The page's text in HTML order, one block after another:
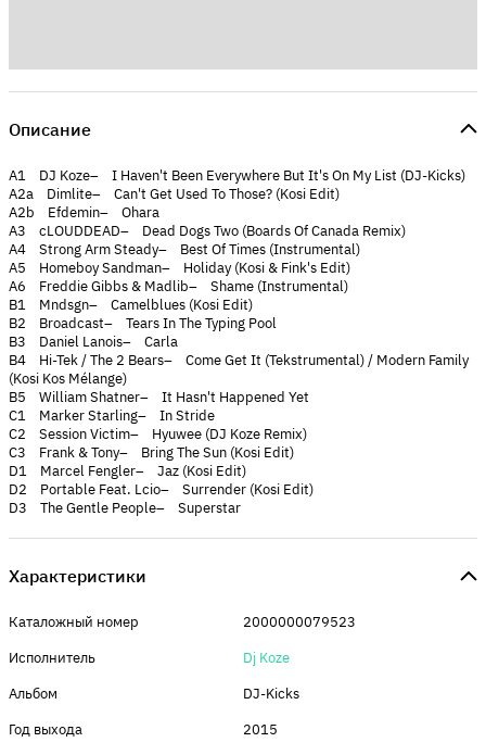
Описание
A1 DJ Koze– I Haven't Been Everywhere But It's On My List (DJ-Kicks)
A2a Dimlite– Can't Get Used To Those? (Kosi Edit)
A2b Efdemin– Ohara
A3 cLOUDDEAD– Dead Dogs Two (Boards Of Canada Remix)
A4 Strong Arm Steady– Best Of Times (Instrumental)
A5 Homeboy Sandman– Holiday (Kosi & Fink's Edit)
A6 Freddie Gibbs & Madlib– Shame (Instrumental)
B1 Mndsgn– Camelblues (Kosi Edit)
B2 Broadcast– Tears In The Typing Pool
B3 Daniel Lanois– Carla
B4 Hi-Tek / The 2 Bears– Come Get It (Tekstrumental) / Modern Family
(Kosi Kos Mélange)
B5 William Shatner– It Hasn't Happened Yet
C1 Marker Starling– In Stride
C2 Session Victim– Hyuwee (DJ Koze Remix)
C3 Frank & Tony– Bring The Sun (Kosi Edit)
D1 Marcel Fengler– Jaz (Kosi Edit)
D2 Portable Feat. Lcio– Surrender (Kosi Edit)
D3 The Gentle People– Superstar
Характеристики
Каталожный номер
2000000079523
Исполнитель
Dj Koze
Альбом
DJ-Kicks
Год выхода
2015